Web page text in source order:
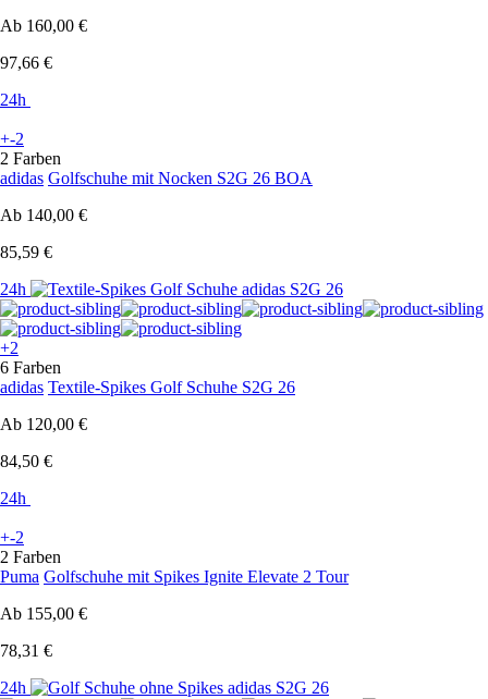
Ab 160,00 €
97,66 €
24h
+-2
2 Farben
adidas Golfschuhe mit Nocken S2G 26 BOA
Ab 140,00 €
85,59 €
24h
+2
6 Farben
adidas Textile-Spikes Golf Schuhe S2G 26
Ab 120,00 €
84,50 €
24h
+-2
2 Farben
Puma Golfschuhe mit Spikes Ignite Elevate 2 Tour
Ab 155,00 €
78,31 €
24h